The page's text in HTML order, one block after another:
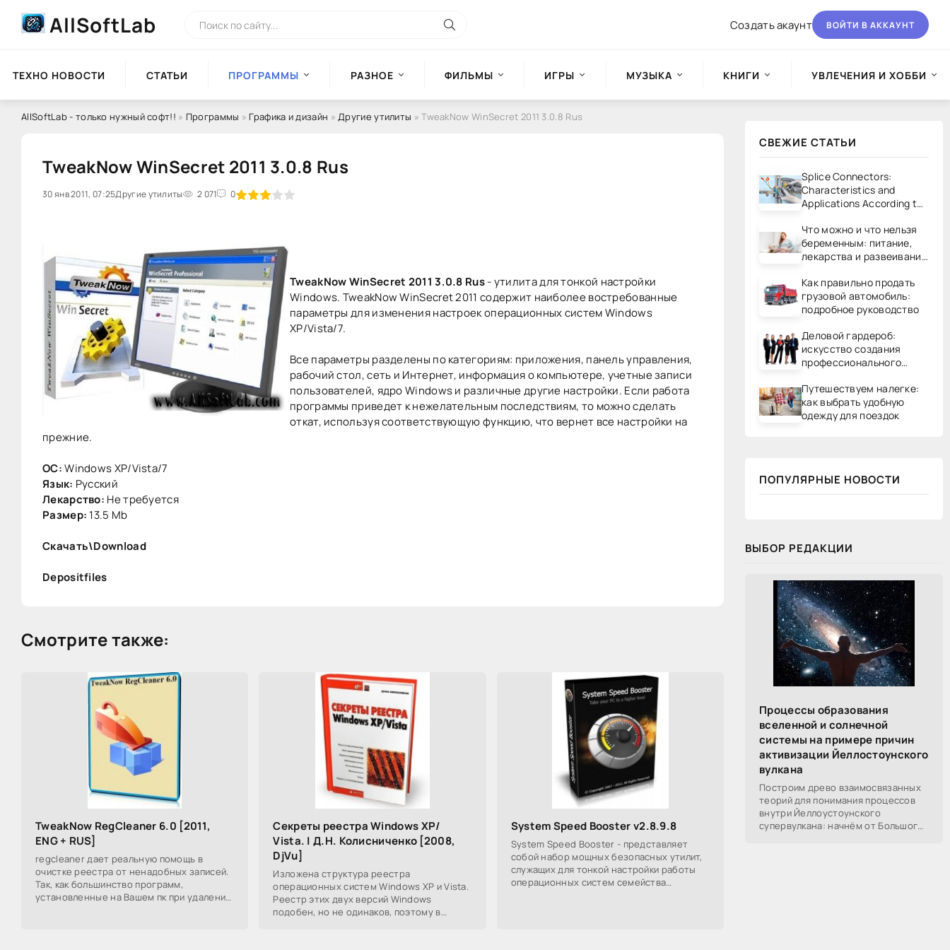
AllSoftLab Создать акаунт ВОЙТИ В АККАУНТ
ТЕХНО НОВОСТИ СТАТЬИ ПРОГРАММЫ РАЗНОЕ ФИЛЬМЫ ИГРЫ МУЗЫКА КНИГИ УВЛЕЧЕНИЯ И ХОББИ
AllSoftLab - только нужный софт!! » Программы » Графика и дизайн »Другие утилиты » TweakNow WinSecret 2011 3.0.8 Rus
TweakNow WinSecret 2011 3.0.8 Rus
30 янв 2011, 07:25Другие утилиты 2 071 0
60 1 2 3 4 5
TweakNow WinSecret 2011 3.0.8 Rus- утилита для тонкой настройки
Windows. TweakNow WinSecret 2011 содержит наиболее востребованные
параметры для изменения настроек операционных систем Windows
XP/Vista/7.
Все параметры разделены по категориям: приложения, панель управления,
рабочий стол, сеть и Интернет, информация о компьютере, учетные записи
пользователей, ядро Windows и различные другие настройки. Если работа
программы приведет к нежелательным последствиям, то можно сделать
откат, используя соответствующую функцию, что вернет все настройки на
прежние.
ОС:Windows XP/Vista/7
Язык: Русский
Лекарство: Не требуется
Размер: 13.5 Mb
Скачать\Download
Depositfiles
Смотрите также:
TweakNow RegCleaner 6.0 [2011,
ENG + RUS]
regcleaner дает реальную помощь в
очистке реестра от ненадобных записей.
Так, как большинство программ,
установленные на Вашем пк при удалении
Секреты реестра Windows XP/
Vista. | Д.Н. Колисниченко [2008,
DjVu]
Изложена структура реестра
операционных систем Windows XP и Vista.
Реестр этих двух версий Windows
подобен, но не одинаков, поэтому в
System Speed Booster v2.8.9.8
System Speed Booster - представляет
собой набор мощных безопасных утилит,
служащих для тонкой настройки работы
операционных систем семейства
СВЕЖИЕ СТАТЬИ
Splice Connectors:
Characteristics and
Applications According to
Что можно и что нельзя
беременным: питание,
лекарства и развеивание
Как правильно продать
грузовой автомобиль:
подробное руководство
Деловой гардероб:
искусство создания
профессионального
Путешествуем налегке:
как выбрать удобную
одежду для поездок
ПОПУЛЯРНЫЕ НОВОСТИ
ВЫБОР РЕДАКЦИИ
Процессы образования
вселенной и солнечной
системы на примере причин
активизации Йеллостоунского
вулкана
Построим древо взаимосвязанных
теорий для понимания процессов
внутри Йеллоустоунского
супервулкана: начнём от Большого